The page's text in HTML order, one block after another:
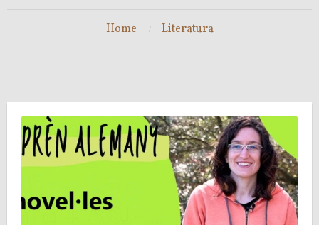
Home Literatura